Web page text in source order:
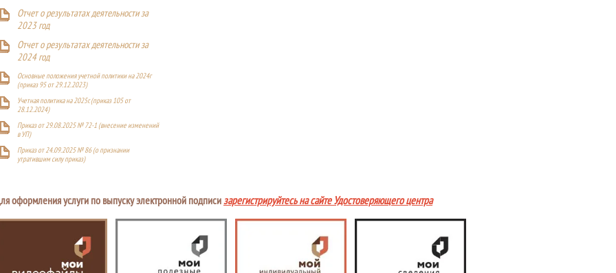
Отчет о результатах деятельности за
2023 год
Отчет о результатах деятельности за
2024 год
Основные положения учетной политики на 2024г
(приказ 95 от 29.12.2023)
Учетная политика на 2025г. (приказ 105 от
28.12.2024)
Приказ от 29.08.2025 № 72-1 (внесение изменений
в УП)
Приказ от 24.09.2025 № 86 (о признании
утратившим силу приказ)
оформления услуги по выпуску электронной подписизарегистрируйтесь на сайте Удостоверяющего центра